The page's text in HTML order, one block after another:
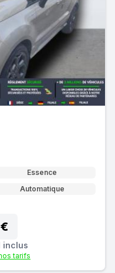
Essence
Automatique
inclus
tarifs